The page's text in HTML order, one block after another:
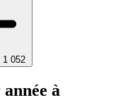
1 052
à